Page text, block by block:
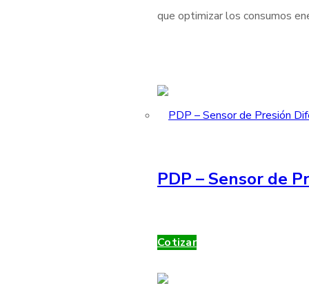
que optimizar los consumos
PDP – Sensor de
Cotizar